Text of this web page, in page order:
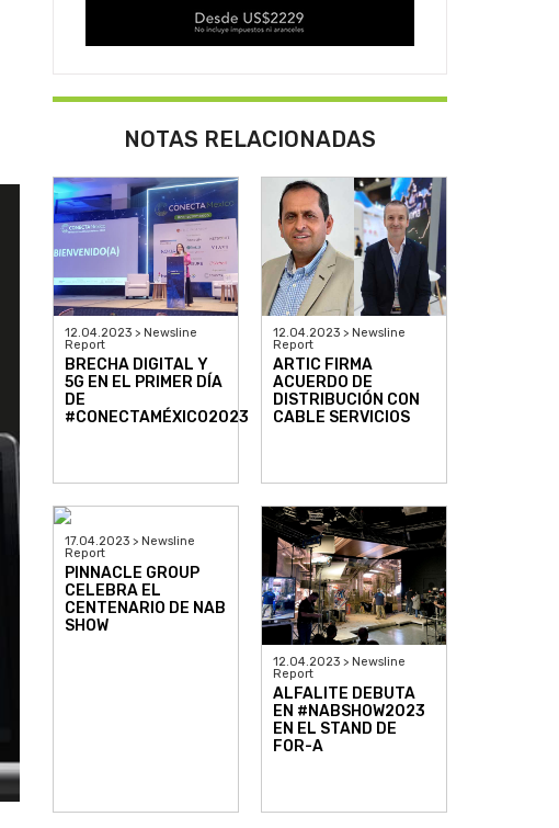
NOTAS RELACIONADAS
12.04.2023 > Newsline
Report
BRECHA DIGITAL Y
5G EN EL PRIMER DÍA
DE
#CONECTAMÉXICO2023
12.04.2023 > Newsline
Report
ARTIC FIRMA
ACUERDO DE
DISTRIBUCIÓN CON
CABLE SERVICIOS
17.04.2023 > Newsline
Report
PINNACLE GROUP
CELEBRA EL
CENTENARIO DE NAB
SHOW
12.04.2023 > Newsline
Report
ALFALITE DEBUTA
EN #NABSHOW2023
EN EL STAND DE
FOR-A